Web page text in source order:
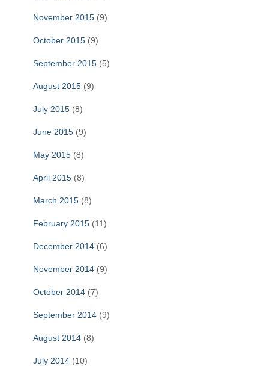
November 2015 (9)
October 2015 (9)
September 2015 (5)
August 2015 (9)
July 2015 (8)
June 2015 (9)
May 2015 (8)
April 2015 (8)
March 2015 (8)
February 2015 (11)
December 2014 (6)
November 2014 (9)
October 2014 (7)
September 2014 (9)
August 2014 (8)
July 2014 (10)